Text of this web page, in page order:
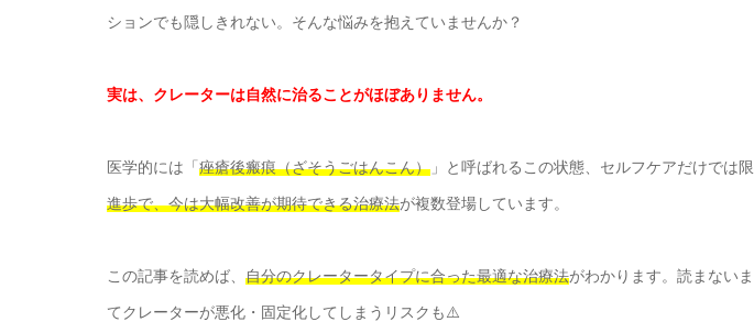
ションでも隠しきれない。そんな悩みを抱えていませんか？
実は、クレーターは自然に治ることがほぼありません。
医学的には「 痤瘡後瘢痕（ざそうごはんこん） 」と呼ばれるこの状態、セルフケアだけでは
進歩で、今は大幅改善が期待できる治療法が複数登場しています。
この記事を読めば、 自分のクレータータイプに合った最適な治療法がわかります。読まない
てクレーターが悪化・固定化してしまうリスクも⚠️